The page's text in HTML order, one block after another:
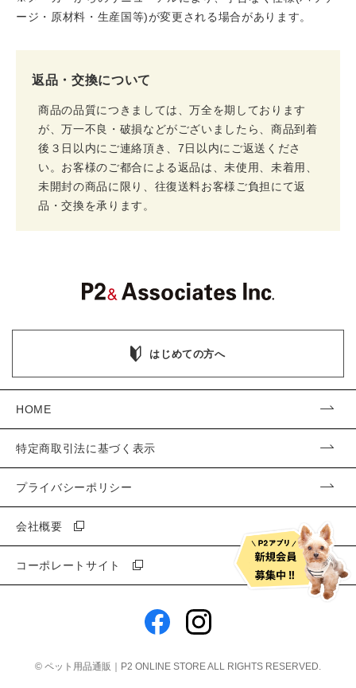
ージ・原材料・生産国等)が変更される場合があります。
返品・交換について
商品の品質につきましては、万全を期しております
が、万一不良・破損などがございましたら、商品到着
後３日以内にご連絡頂き、7日以内にご返送くださ
い。お客様のご都合による返品は、未使用、未着用、
未開封の商品に限り、往復送料お客様ご負担にて返
品・交換を承ります。
はじめての方へ
HOME
特定商取引法に基づく表示
プライバシーポリシー
会社概要
コーポレートサイト
© ペット用品通販｜P2 ONLINE STOREALL RIGHTS RESERVED.